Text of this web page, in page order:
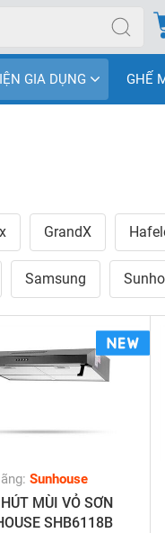
GIA DỤNG GHẾ
GrandX
Samsung
Sunhouse
MÙI VỎ SƠN
SHB6118B